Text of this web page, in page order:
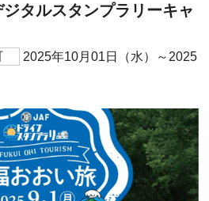
タルスタンプラリーキャ
2025年10月01日（水）～2025